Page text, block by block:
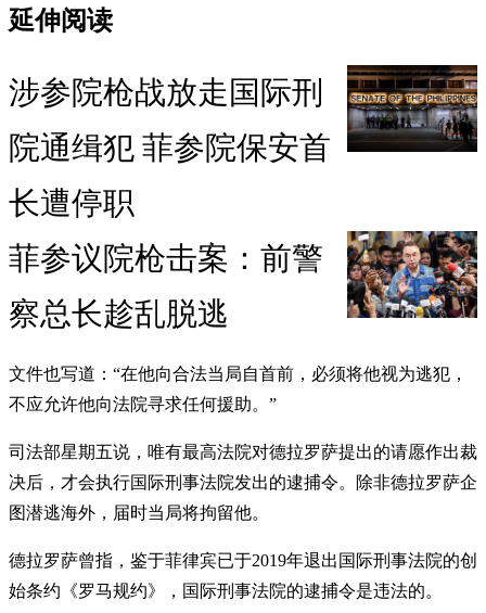
延伸阅读
涉参院枪战放走国际刑
院通缉犯 菲参院保安首
长遭停职
菲参议院枪击案：前警
察总长趁乱脱逃
文件也写道：“在他向合法当局自首前，必须将他视为逃犯，
不应允许他向法院寻求任何援助。”
司法部星期五说，唯有最高法院对德拉罗萨提出的请愿作出裁
决后，才会执行国际刑事法院发出的逮捕令。除非德拉罗萨企
图潜逃海外，届时当局将拘留他。
德拉罗萨曾指，鉴于菲律宾已于2019年退出国际刑事法院的创
始条约《罗马规约》，国际刑事法院的逮捕令是违法的。